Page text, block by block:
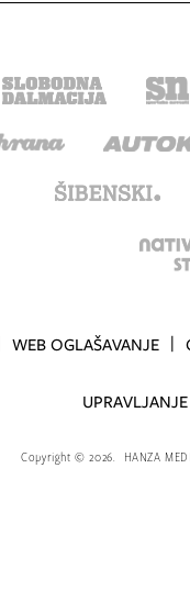
WEB OGLAŠAVANJE
Copyright© 2026. HANZA